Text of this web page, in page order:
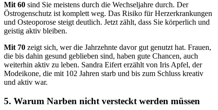
Mit 60 sind Sie meistens durch die Wechseljahre durch. Der
Östrogenschutz ist komplett weg. Das Risiko für Herzerkrankungen
und Osteoporose steigt deutlich. Jetzt zählt, dass Sie körperlich und
geistig aktiv bleiben.
Mit 70 zeigt sich, wer die Jahrzehnte davor gut genutzt hat. Frauen,
die bis dahin gesund geblieben sind, haben gute Chancen, auch
weiterhin aktiv zu leben. Sandra Eifert erzählt von Iris Apfel, der
Modeikone, die mit 102 Jahren starb und bis zum Schluss kreativ
und aktiv war.
5. Warum Narben nicht versteckt werden müssen